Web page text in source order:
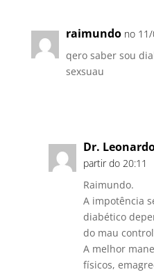
raimundo no
qero saber sou
sexsuau
Dr.
partir do 20:11
Raimundo.
A impotência
diabético
do mau
A melhor
físicos,